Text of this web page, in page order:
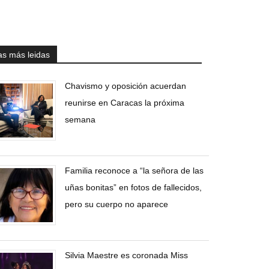
más leidas
Chavismo y oposición acuerdan
reunirse en Caracas la próxima
semana
Familia reconoce a “la señora de las
uñas bonitas” en fotos de fallecidos,
pero su cuerpo no aparece
Silvia Maestre es coronada Miss